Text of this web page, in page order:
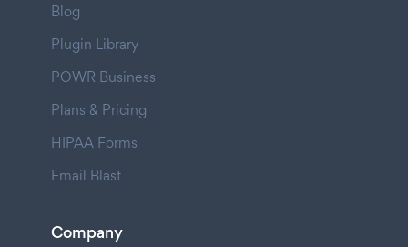
Blog
Plugin Library
POWR Business
Plans & Pricing
HIPAA Forms
Email Blast
Company